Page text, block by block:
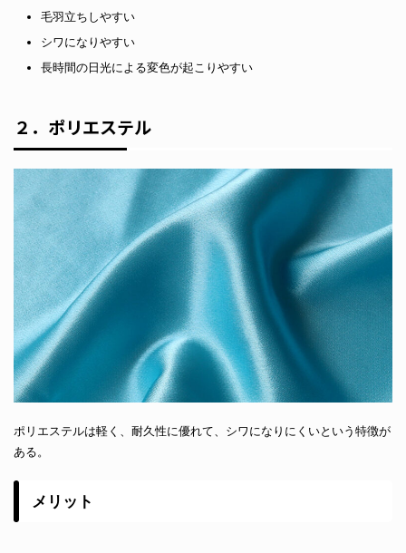
毛羽立ちしやすい
シワになりやすい
長時間の日光による変色が起こりやすい
２．ポリエステル
ポリエステルは軽く、耐久性に優れて、シワになりにくいという特徴が
ある。
メリット